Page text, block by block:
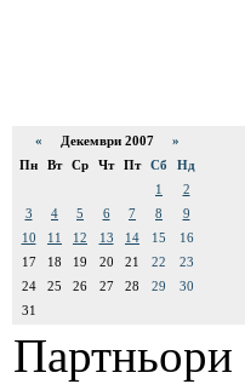
« Декември 2007 »
Пн
Вт Ср Чт Пт Сб
Нд
1
2
3
4 5 6 7 8
9
10
11 12 13 14 15
16
17
18 19 20 21 22
23
24
25 26 27 28 29
30
31
Партньори